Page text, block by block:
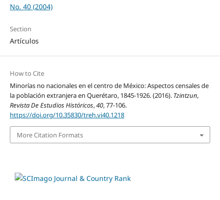
No. 40 (2004)
Section
Artículos
How to Cite
Minorías no nacionales en el centro de México: Aspectos censales de
la población extranjera en Querétaro, 1845-1926. (2016). Tzintzun,
Revista De Estudios Históricos,40, 77-106.
https://doi.org/10.35830/treh.vi40.1218
More Citation Formats